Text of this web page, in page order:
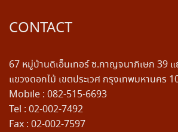
CONTACT
67 หมู่บ้านดิเอ็นเทอร์ ซ.กาญจนาภิเษก 39
แขวงดอกไม้ เขตประเวศ กรุงเทพมหานคร
Mobile : 082-515-6693
Tel : 02-002-7492
Fax : 02-002-7597